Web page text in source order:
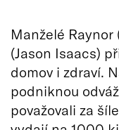
Manželé
(Jason Isaacs)
domov i zdraví.
podniknou
považovali za